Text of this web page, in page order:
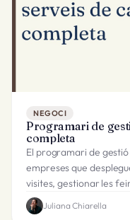
NEGOCI
Programari de
completa
El programari de
empreses que
visites, gestionar les
facturar, tot des d'una
Juliana Chiarella